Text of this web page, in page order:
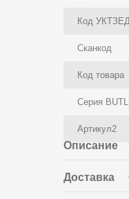
Код
Сканкод
Код товара
Серия
Артикул2
Описание
Доставка